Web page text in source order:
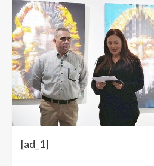
[ad_1]